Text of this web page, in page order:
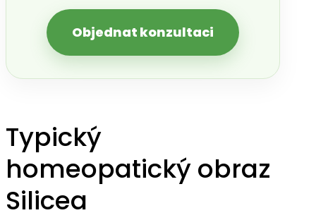
Objednat konzultaci
Typický
homeopatický obraz
Silicea